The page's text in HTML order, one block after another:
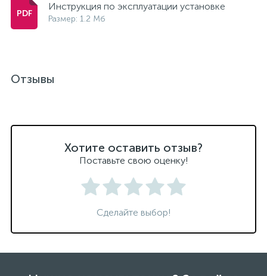
Инструкция по эксплуатации установке
Размер: 1.2 Мб
Отзывы
Хотите оставить отзыв?
Поставьте свою оценку!
Сделайте выбор!